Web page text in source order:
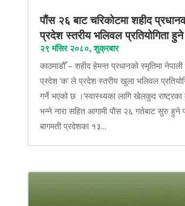
पौंस २६ बाट चरिकोटमा शहीद
प्रदेश स्तरीय भलिवल प्रतियोगिता हुने
२९ मंसिर २०८०, शुक्रबार
काठमाडौँ – शहीद हेमन्त प्रधानको स्मृतिमा
प्रदेश ‘क’ ले प्रदेश स्तरीय खुला भलिवल
गर्ने भएको छ ।‘स्वास्थ्यका लागि खेलकुद
भन्ने नारा सहित आगामी पौस २६ गतेबाट सुरु हुने
बागमती प्रदेशका १३...